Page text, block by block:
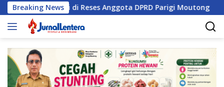
Langsung
ke
konten
Breaking News
di Reses Anggota DPRD Parigi Moutong